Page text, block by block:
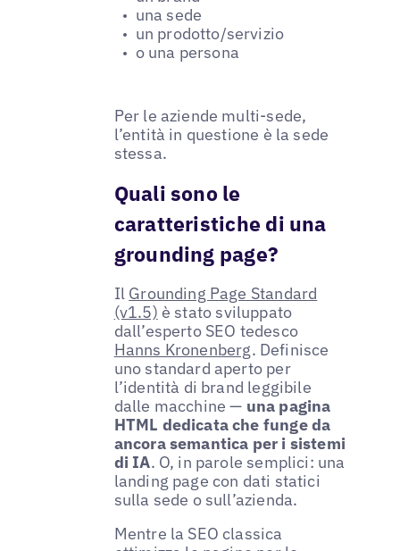
una sede
un prodotto/servizio
o una persona
Per le aziende multi-sede,
l’entità in questione è la sede
stessa.
Quali sono le
caratteristiche di una
grounding page?
Il Grounding Page Standard
(v1.5) è stato sviluppato
dall’esperto SEO tedesco
Hanns Kronenberg. Definisce
uno standard aperto per
l’identità di brand leggibile
dalle macchine — una pagina
HTML dedicata che funge da
ancora semantica per i sistemi
di IA. O, in parole semplici: una
landing page con dati statici
sulla sede o sull’azienda.
Mentre la SEO classica